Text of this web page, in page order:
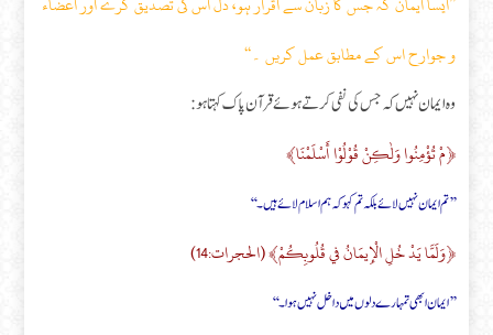
و جوارح اس کے مطابق عمل کریں ۔‘‘
وہ ایمان نہیں کہ جس کی نفی کرتے ہوئے قرآن پاک کہتا ہو:
﴿مْ تُؤْمِنُوا وَلٰكِنْ قُوْلُوْا أَسْلَمْنَا﴾
’’تم ایمان نہیں لائے بلکہ تم کہو کہ ہم اسلام لائے ہیں۔‘‘
﴿وَلَمَّا يَدْ خُلِ الْإِيمَانُ في قُلُوبِكُمْ﴾ (الحجرات:14)
’’ایمان ابھی تمہارے دلوں میں داخل نہیں ہوا۔‘‘